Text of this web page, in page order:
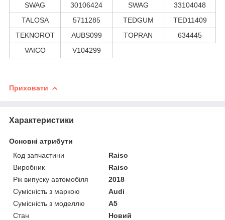
SWAG 30106424 SWAG
33104048
TALOSA
5711285 TEDGUM
TED11409
TEKNOROT
AUBS099 TOPRAN
634445
VAICO
V104299
Приховати
Характеристики
Основні атрибути
Код запчастини
Raiso
Виробник
Raiso
Рік випуску автомобіля
2018
Сумісність з маркою
Audi
Сумісність з моделлю
A5
Стан
Новий